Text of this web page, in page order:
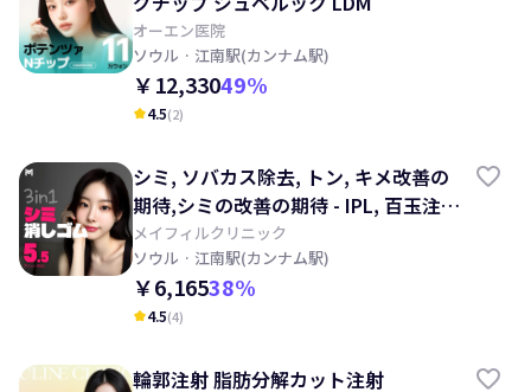
オーエン医院
ソウル · 江南駅(カンナム駅)
￥12,33049%
kid_star4.5(2)
シミ, ソバカス除去, トン, キメ改善の
期待,シミの改善の期待 - IPL, 百玉注
射, レーザートーニング, 目の下, 顔の
クスミ改善の期待
メイフィルクリニック
ソウル · 江南駅(カンナム駅)
￥6,16538%
kid_star4.5(4)
輪郭注射 脂肪分解カット注射